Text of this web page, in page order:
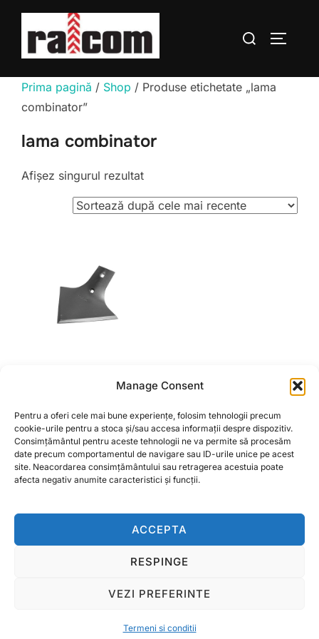
Manage Consent
Pentru a oferi cele mai bune experiențe, folosim tehnologii precum
cookie-urile pentru a stoca și/sau accesa informații despre dispozitiv.
Consimțământul pentru aceste tehnologii ne va permite să procesăm
date precum comportamentul de navigare sau ID-urile unice pe acest
site. Neacordarea consimțământului sau retragerea acestuia poate
afecta negativ anumite caracteristici și funcții.
ACCEPTA
RESPINGE
VEZI PREFERINTE
Termeni si conditii
conținut
Caută
Prima pagină / Shop / Produse etichetate „lama
combinator”
lama combinator
Afișez singurul rezultat
Lama sageata
(laba de gasca) SPC
L=225mm
34,00lei
Copyright © 2026 Ralcom Utilaje Agricole